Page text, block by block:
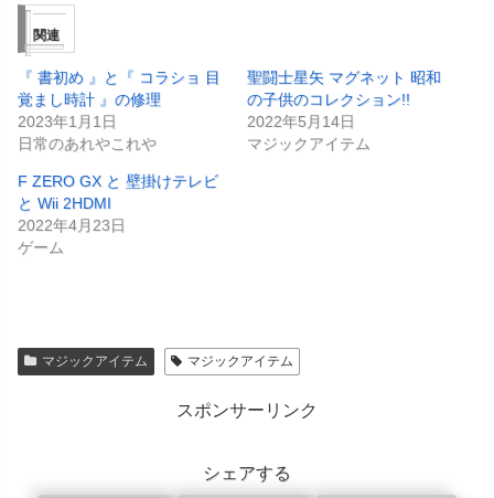
関連
『 書初め 』と『 コラショ 目
覚まし時計 』の修理
2023年1月1日
日常のあれやこれや
聖闘士星矢 マグネット 昭和
の子供のコレクション!!
2022年5月14日
マジックアイテム
F ZERO GX と 壁掛けテレビ
と Wii 2HDMI
2022年4月23日
ゲーム
マジックアイテム マジックアイテム
スポンサーリンク
シェアする